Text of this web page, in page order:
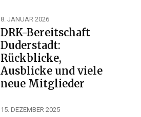
8. JANUAR 2026
DRK-Bereitschaft
Duderstadt:
Rückblicke,
Ausblicke und viele
neue Mitglieder
15. DEZEMBER 2025